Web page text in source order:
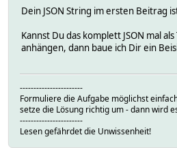
Dein JSON String im ersten Beitrag
Kannst Du das komplett JSON mal
anhängen, dann baue ich Dir ein
-----------------------
Formuliere die Aufgabe möglichst
setze die Lösung richtig um - dann wird
-----------------------
Lesen gefährdet die Unwissenheit!